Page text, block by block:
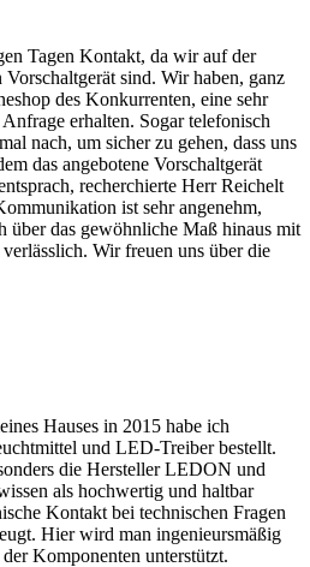
Tagen Kontakt, da wir auf der
Vorschaltgerät sind. Wir haben, ganz
des Konkurrenten, eine sehr
erhalten. Sogar telefonisch
nach, um sicher zu gehen, dass uns
das angebotene Vorschaltgerät
recherchierte Herr Reichelt
ist sehr angenehm,
über das gewöhnliche Maß hinaus mit
Wir freuen uns über die
Hauses in 2015 habe ich
und LED-Treiber bestellt.
die Hersteller LEDON und
als hochwertig und haltbar
Kontakt bei technischen Fragen
Hier wird man ingenieursmäßig
Komponenten unterstützt.